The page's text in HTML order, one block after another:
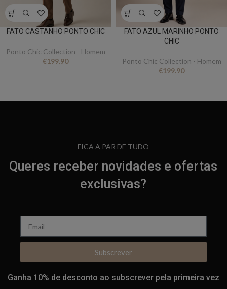
FATO CASTANHO PONTO CHIC
Ponto Chic Collection - Homem
€199.90
FATO AZUL MARINHO PONTO
CHIC
Ponto Chic Collection - Homem
€199.90
FICA A PAR DE TUDO
Queres receber novidades e ofertas
exclusivas?
Subscrever
Ganha 10% de desconto ao subscrever pela primeira vez